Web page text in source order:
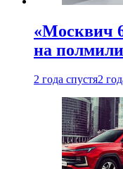
«Москвич
на
2 года спустя2